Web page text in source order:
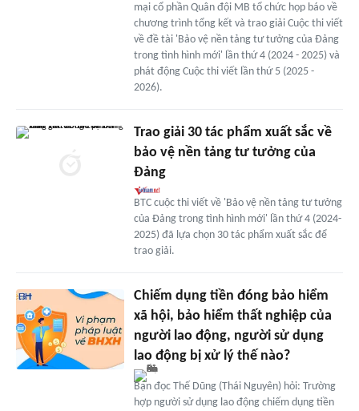
mại cổ phần Quân đội MB tổ chức họp báo về
chương trình tổng kết và trao giải Cuộc thi viết
về đề tài 'Bảo vệ nền tảng tư tưởng của Đảng
trong tình hình mới' lần thứ 4 (2024 - 2025) và
phát động Cuộc thi viết lần thứ 5 (2025 -
2026).
Trao giải 30 tác phẩm xuất sắc về
bảo vệ nền tảng tư tưởng của
Đảng
BTC cuộc thi viết về 'Bảo vệ nền tảng tư tưởng
của Đảng trong tình hình mới' lần thứ 4 (2024-
2025) đã lựa chọn 30 tác phẩm xuất sắc để
trao giải.
Chiếm dụng tiền đóng bảo hiểm
xã hội, bảo hiểm thất nghiệp của
người lao động, người sử dụng
lao động bị xử lý thế nào?
Bạn đọc Thế Dũng (Thái Nguyên) hỏi: Trường
hợp người sử dụng lao động chiếm dụng tiền